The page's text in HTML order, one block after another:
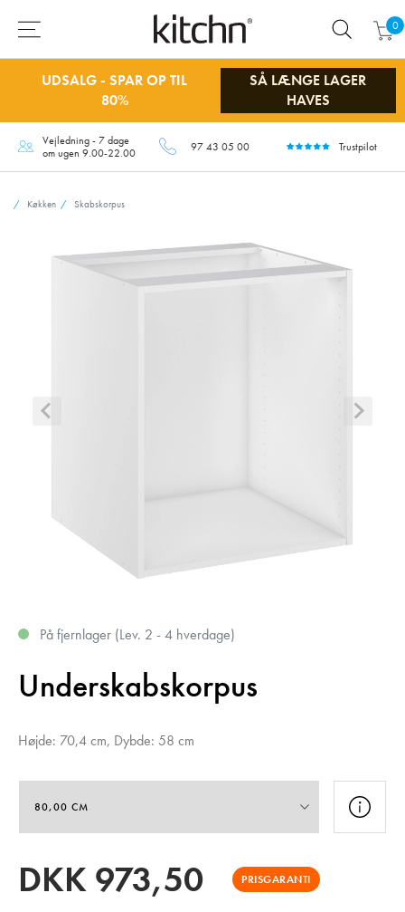
0
UDSALG - SPAR OP TIL
80%
SÅ LÆNGE LAGER
HAVES
Vejledning - 7 dage
om ugen 9.00-22.00
97 43 05 00 Trustpilot
Køkken Skabskorpus
På fjernlager (Lev. 2 - 4 hverdage)
Underskabskorpus
Højde: 70,4 cm, Dybde: 58 cm
DKK 973,50 PRISGARANTI